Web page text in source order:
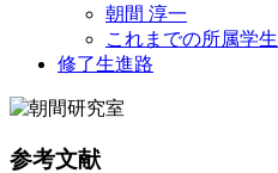
朝間 淳一
これまでの所属学生
修了生進路
参考文献